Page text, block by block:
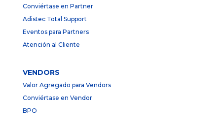
Conviértase en Partner
Adistec Total Support
Eventos para Partners
Atención al Cliente
VENDORS
Valor Agregado para Vendors
Conviértase en Vendor
BPO